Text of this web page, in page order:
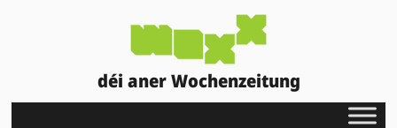
déi aner Wochenzeitung